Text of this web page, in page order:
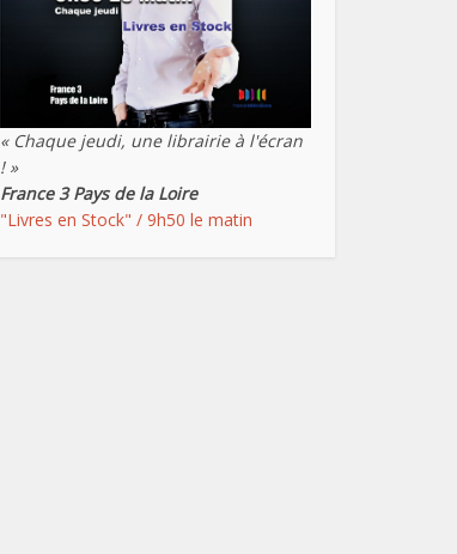
« Chaque jeudi, une librairie à l'écran
! »
France 3 Pays de la Loire
"Livres en Stock" / 9h50 le matin